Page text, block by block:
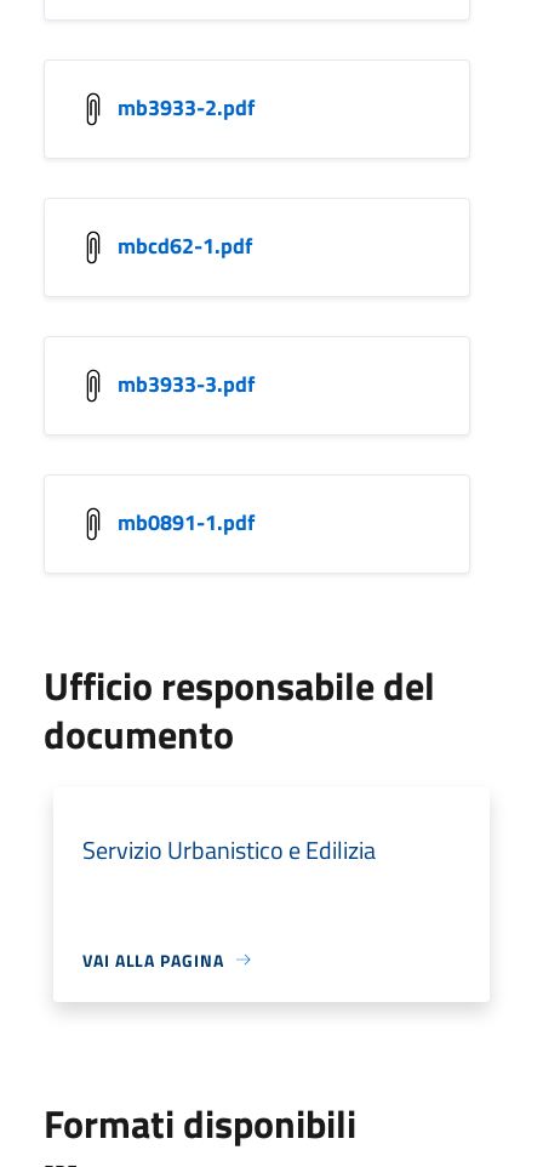
mb3933-2.pdf
mbcd62-1.pdf
mb3933-3.pdf
mb0891-1.pdf
Ufficio responsabile del
documento
Servizio Urbanistico e Edilizia
VAI ALLA PAGINA
Formati disponibili